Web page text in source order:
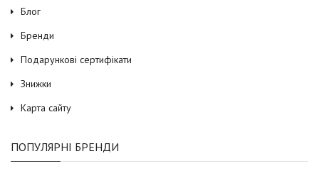
Блог
Бренди
Подарункові сертифікати
Знижки
Карта сайту
ПОПУЛЯРНІ БРЕНДИ